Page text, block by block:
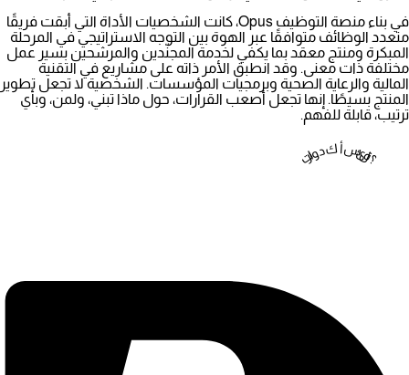
في بناء منصة التوظيف Opus
، كانت الشخصيات الأداة التي أبقت فريقًا
متعدد الوظائف متوافقًا عبر الهوة بين التوجه الاستراتيجي في المرحلة
المبكرة ومنتج معقد بما يكفي لخدمة المجنّدين والمرشحين بسير عمل
مختلفة ذات معنى. وقد انطبق الأمر ذاته على مشاريع في التقنية
المالية والرعاية الصحية وبرمجيات المؤسسات. الشخصية لا تجعل تطوير
المنتج بسيطًا. إنها تجعل أصعب القرارات، حول ماذا تبني، ولمن، وبأي
ترتيب، قابلة للفهم.
تراودك أسئلة؟